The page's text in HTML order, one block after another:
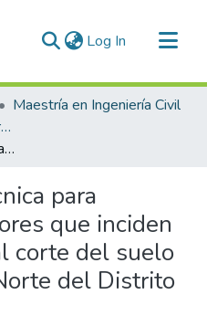
Log In (current)
Maestría en Ingeniería Civil
Mención en Geotecnia y Transportes
Evaluación geotécnica para zonificación y factores que inciden en la resistencia al corte del suelo de la Zona Sur y Norte del Distrito de Juliaca
para
que inciden
corte del suelo
del Distrito